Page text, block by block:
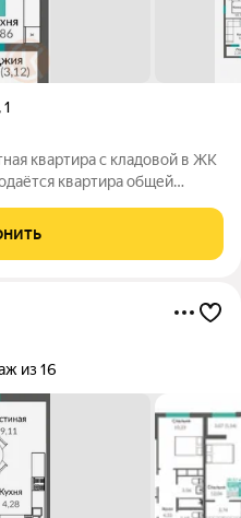
,1
квартира с кладовой в ЖК
квартира общей
проспект Александра
из 16